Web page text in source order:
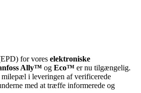
for vores elektroniske
Ally™ og Eco™ er nu tilgængelig.
i leveringen af verificerede
med at træffe informerede og